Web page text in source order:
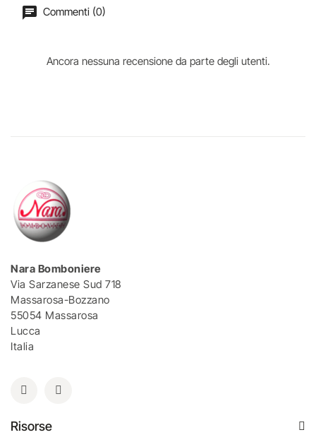
Commenti (0)
Ancora nessuna recensione da parte degli utenti.
Nara Bomboniere
Via Sarzanese Sud 718
Massarosa-Bozzano
55054 Massarosa
Lucca
Italia
Risorse